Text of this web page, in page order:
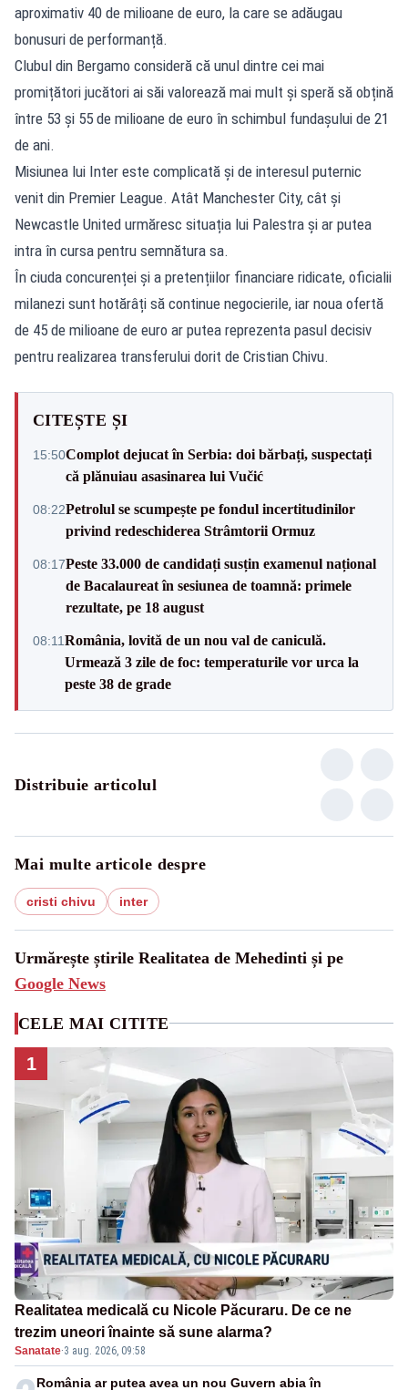
aproximativ 40 de milioane de euro, la care se adăugau
bonusuri de performanță.
Clubul din Bergamo consideră că unul dintre cei mai
promițători jucători ai săi valorează mai mult și speră să obțină
între 53 și 55 de milioane de euro în schimbul fundașului de 21
de ani.
Misiunea lui Inter este complicată și de interesul puternic
venit din Premier League. Atât Manchester City, cât și
Newcastle United urmăresc situația lui Palestra și ar putea
intra în cursa pentru semnătura sa.
În ciuda concurenței și a pretențiilor financiare ridicate, oficialii
milanezi sunt hotărâți să continue negocierile, iar noua ofertă
de 45 de milioane de euro ar putea reprezenta pasul decisiv
pentru realizarea transferului dorit de Cristian Chivu.
CITEȘTE ȘI
15:50Complot dejucat în Serbia: doi bărbați, suspectați
că plănuiau asasinarea lui Vučić
08:22Petrolul se scumpește pe fondul incertitudinilor
privind redeschiderea Strâmtorii Ormuz
08:17Peste 33.000 de candidați susțin examenul național
de Bacalaureat în sesiunea de toamnă: primele
rezultate, pe 18 august
08:11România, lovită de un nou val de caniculă.
Urmează 3 zile de foc: temperaturile vor urca la
peste 38 de grade
Distribuie articolul
Mai multe articole despre
cristi chivu inter
Urmărește știrile Realitatea de Mehedinti și pe
Google News
CELE MAI CITITE
1
Realitatea medicală cu Nicole Păcuraru. De ce ne
trezim uneori înainte să sune alarma?
Sanatate·3 aug. 2026, 09:58
România ar putea avea un nou Guvern abia în